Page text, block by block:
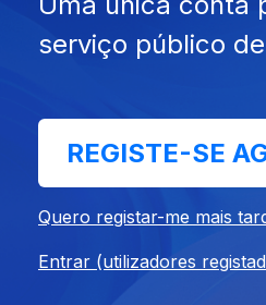
17 jul. 2026
serviço público
REGISTE-SE
Quero registar-me mais
Entrar (utilizadores